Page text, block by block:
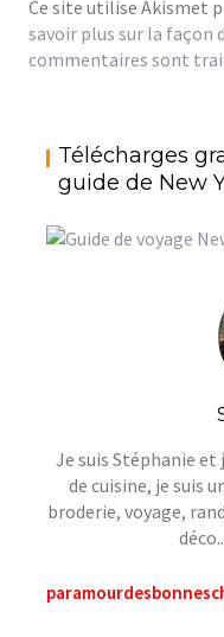
Ce site utilise Akismet
savoir plus sur la façon
commentaires sont
Télécharges
guide de New
Je suis Stéphanie
de cuisine, je suis
broderie, voyage,